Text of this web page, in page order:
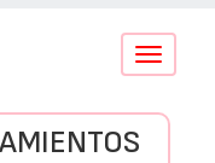
Conmutar